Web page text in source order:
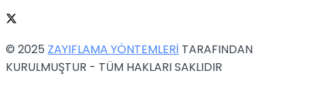
© 2025 ZAYIFLAMA YÖNTEMLERİ TARAFINDAN
KURULMUŞTUR - TÜM HAKLARI SAKLIDIR